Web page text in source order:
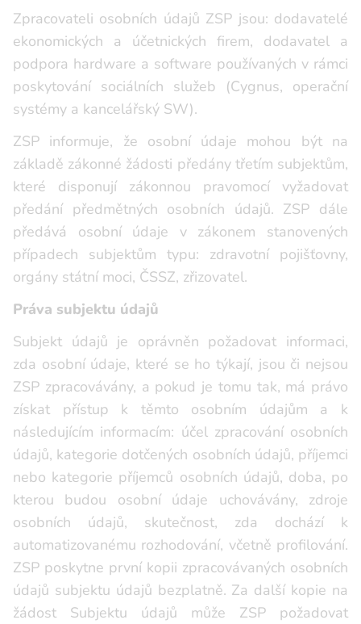
Zpracovateli osobních údajů ZSP jsou: dodavatelé
ekonomických a účetnických firem, dodavatel a
podpora hardware a software používaných v rámci
poskytování sociálních služeb (Cygnus, operační
systémy a kancelářský SW).
ZSP informuje, že osobní údaje mohou být na
základě zákonné žádosti předány třetím subjektům,
které disponují zákonnou pravomocí vyžadovat
předání předmětných osobních údajů. ZSP dále
předává osobní údaje v zákonem stanovených
případech subjektům typu: zdravotní pojišťovny,
orgány státní moci, ČSSZ, zřizovatel.
Práva subjektu údajů
Subjekt údajů je oprávněn požadovat informaci,
zda osobní údaje, které se ho týkají, jsou či nejsou
ZSP zpracovávány, a pokud je tomu tak, má právo
získat přístup k těmto osobním údajům a k
následujícím informacím: účel zpracování osobních
údajů, kategorie dotčených osobních údajů, příjemci
nebo kategorie příjemců osobních údajů, doba, po
kterou budou osobní údaje uchovávány, zdroje
osobních údajů, skutečnost, zda dochází k
automatizovanému rozhodování, včetně profilování.
ZSP poskytne první kopii zpracovávaných osobních
údajů subjektu údajů bezplatně. Za další kopie na
žádost Subjektu údajů může ZSP požadovat